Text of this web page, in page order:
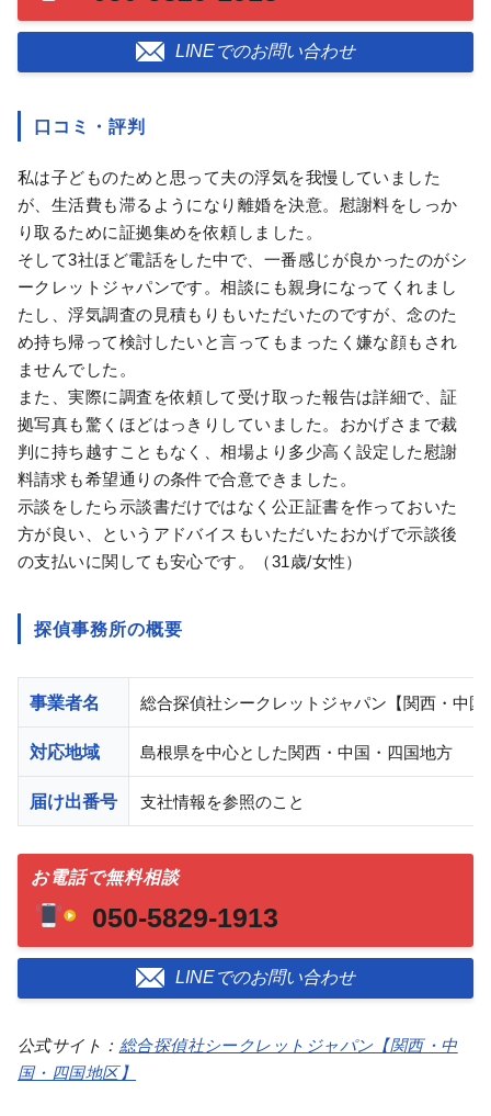
LINEでのお問い合わせ
口コミ・評判
私は子どものためと思って夫の浮気を我慢していました
が、生活費も滞るようになり離婚を決意。慰謝料をしっか
り取るために証拠集めを依頼しました。
そして3社ほど電話をした中で、一番感じが良かったのがシ
ークレットジャパンです。相談にも親身になってくれまし
たし、浮気調査の見積もりもいただいたのですが、念のた
め持ち帰って検討したいと言ってもまったく嫌な顔もされ
ませんでした。
また、実際に調査を依頼して受け取った報告は詳細で、証
拠写真も驚くほどはっきりしていました。おかげさまで裁
判に持ち越すこともなく、相場より多少高く設定した慰謝
料請求も希望通りの条件で合意できました。
示談をしたら示談書だけではなく公正証書を作っておいた
方が良い、というアドバイスもいただいたおかげで示談後
の支払いに関しても安心です。（31歳/女性）
探偵事務所の概要
事業者名 総合探偵社シークレットジャパン【関西・中国
対応地域 島根県を中心とした関西・中国・四国地方
届け出番号 支社情報を参照のこと
お電話で無料相談
050-5829-1913
LINEでのお問い合わせ
公式サイト： 総合探偵社シークレットジャパン【関西・中
国・四国地区】